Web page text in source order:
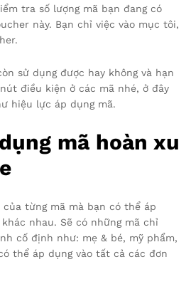
tra số lượng mã bạn đang có
này. Bạn chỉ việc vào mục tôi,
sử dụng được hay không và hạn
điều kiện ở các mã nhé, ở đây
hiệu lực áp dụng mã.
mã hoàn xu
của từng mã mà bạn có thể áp
nhau. Sẽ có những mã chỉ
cố định như: mẹ & bé, mỹ phẩm,
thể áp dụng vào tất cả các đơn